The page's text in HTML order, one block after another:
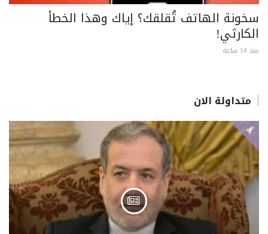
سخونة الهاتف تُقلقك؟ إياك وهذا الخطأ
الكارثي!
منذ 14 ساعة
متداولة الان